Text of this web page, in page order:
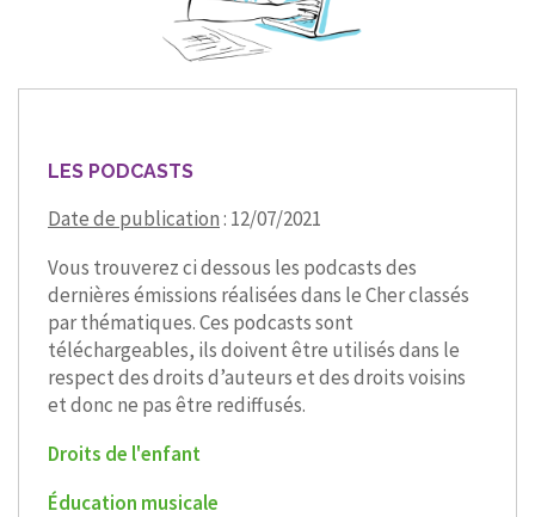
LES PODCASTS
Date de publication: 12/07/2021
Vous trouverez ci dessous les podcasts des
dernières émissions réalisées dans le Cher classés
par thématiques. Ces podcasts sont
téléchargeables, ils doivent être utilisés dans le
respect des droits d’auteurs et des droits voisins
et donc ne pas être rediffusés.
Droits de l'enfant
Éducation musicale